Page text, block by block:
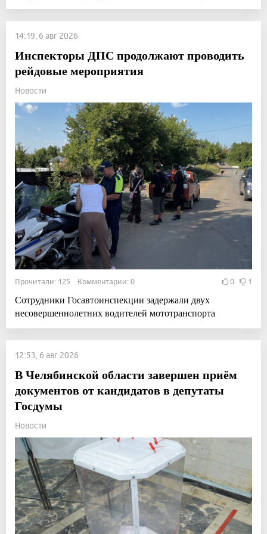
14:19, 6 авг 2026
Инспекторы ДПС продолжают проводить
рейдовые мероприятия
Новости
Прочитали: 125 Комментарии: 0 0 1
Сотрудники Госавтоинспекции задержали двух
несовершеннолетних водителей мототранспорта
12:53, 6 авг 2026
В Челябинской области завершен приём
документов от кандидатов в депутаты
Госдумы
Новости